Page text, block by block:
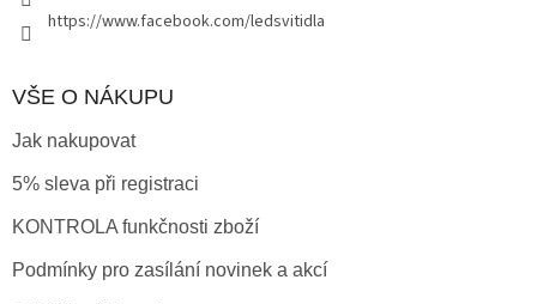
https://www.facebook.com/ledsvitidla
VŠE O NÁKUPU
Jak nakupovat
5% sleva při registraci
KONTROLA funkčnosti zboží
Podmínky pro zasílání novinek a akcí